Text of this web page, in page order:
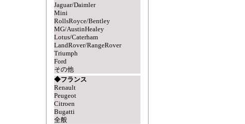
Jaguar/Daimler
Mini
RollsRoyce/Bentley
MG/AustinHealey
Lotus/Caterham
LandRover/RangeRover
Triumph
Ford
その他
◆フランス
Renault
Peugeot
Citroen
Bugatti
全般